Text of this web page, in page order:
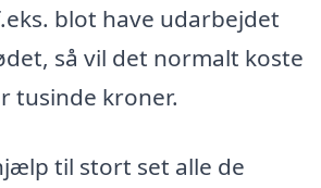
blot have udarbejdet
så vil det normalt koste
tusinde kroner.
til stort set alle de